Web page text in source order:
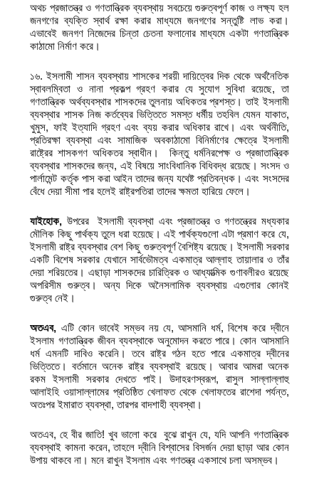
অথচ প্রজাতন্ত্র ও গণতান্ত্রিক ব্যবস্থায় সবচেয়ে গুরুত্বপূর্ণ কাজ ও লক্ষ্য হল
জনগণের ব্যক্তি স্বার্থ রক্ষা করার মাধ্যমে জনগণের সন্তুষ্টি লাভ করা।
এভাবেই জনগণ নিজেদের চিন্তা চেতনা ফলানোর মাধ্যমে একটা গণতান্ত্রিক
কাঠামো নির্মাণ করে।
১৬. ইসলামী শাসন ব্যবস্থায় শাসকের শরয়ী দায়িত্বের দিক থেকে অর্থনৈতিক
স্বাবলম্বিতা ও নানা প্রকল্প গ্রহণ করার যে সুযোগ সুবিধা রয়েছে, তা
গণতান্ত্রিক অর্থব্যবস্থার শাসকদের তুলনায় অধিকতর প্রশস্ত। তাই ইসলামী
ব্যবস্থার শাসক নিজ কর্তব্যের ভিত্তিতে সমস্ত ধর্মীয় তহবিল যেমন যাকাত,
খুমুস, ফাই ইত্যাদি গ্রহণ এবং ব্যয় করার অধিকার রাখে। এবং অর্থনীতি,
প্রতিরক্ষা ব্যবস্থা এবং সামাজিক অবকাঠামো বিনির্মাণের ক্ষেত্রে ইসলামী
রাষ্ট্রের শাসকগণ অধিকতর স্বাধীন। কিন্তু ধর্মনিরপেক্ষ ও প্রজাতান্ত্রিক
ব্যবস্থার শাসকদের জন্য, এই বিষয়ে সাংবিধানিক বিধিবদ্ধ রয়েছে। সংসদ ও
পার্লামেন্ট কর্তৃক পাস করা আইন তাদের জন্য যথেষ্ট প্রতিবন্ধক। এবং সংসদের
বেঁধে দেয়া সীমা পার হলেই রাষ্ট্রপতিরা তাদের ক্ষমতা হারিয়ে ফেলে।
যাইহোক, উপরের ইসলামী ব্যবস্থা এবং প্রজাতন্ত্র ও গণতন্ত্রের মধ্যকার
মৌলিক কিছু পার্থক্য তুলে ধরা হয়েছে। এই পার্থক্যগুলো এটা প্রমাণ করে যে,
ইসলামী রাষ্ট্র ব্যবস্থার বেশ কিছু গুরুত্বপূর্ণ বৈশিষ্ট্য রয়েছে। ইসলামী সরকার
একটি বিশেষ সরকার যেখানে সার্বভৌমত্ব একমাত্র আল্লাহ তায়ালার ও তাঁর
দেয়া শরিয়তের। এছাড়া শাসকদের চারিত্রিক ও আধ্যাত্মিক গুণাবলীরও রয়েছে
অপরিসীম গুরুত্ব। অন্য দিকে অনৈসলামিক ব্যবস্থায় এগুলোর কোনই
গুরুত্ব নেই।
অতএব, এটি কোন ভাবেই সম্ভব নয় যে, আসমানি ধর্ম, বিশেষ করে দ্বীনে
ইসলাম গণতান্ত্রিক জীবন ব্যবস্থাকে অনুমোদন করতে পারে। কোন আসমানি
ধর্ম এমনটি দাবিও করেনি। তবে রাষ্ট্র গঠন হতে পারে একমাত্র দ্বীনের
ভিত্তিতে। বর্তমানে অনেক রাষ্ট্র ব্যবস্থাই রয়েছে। আবার আমরা অনেক
রকম ইসলামী সরকার দেখতে পাই। উদাহরণস্বরূপ, রাসুল সাল্লাল্লাহু
আলাইহি ওয়াসাল্লামের প্রতিষ্ঠিত খেলাফত থেকে খেলাফতের রাশেদা পর্যন্ত,
অতঃপর ইমারাত ব্যবস্থা, তারপর বাদশাহী ব্যবস্থা।
অতএব, হে বীর জাতি! খুব ভালো করে বুঝে রাখুন যে, যদি আপনি গণতান্ত্রিক
ব্যবস্থাই কামনা করেন, তাহলে দ্বীনি বিশ্বাসের বিসর্জন দেয়া ছাড়া আর কোন
উপায় থাকবে না। মনে রাখুন ইসলাম এবং গণতন্ত্র একসাথে চলা অসম্ভব।